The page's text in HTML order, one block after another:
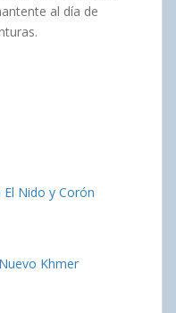
al día de
Nido y Corón
Khmer